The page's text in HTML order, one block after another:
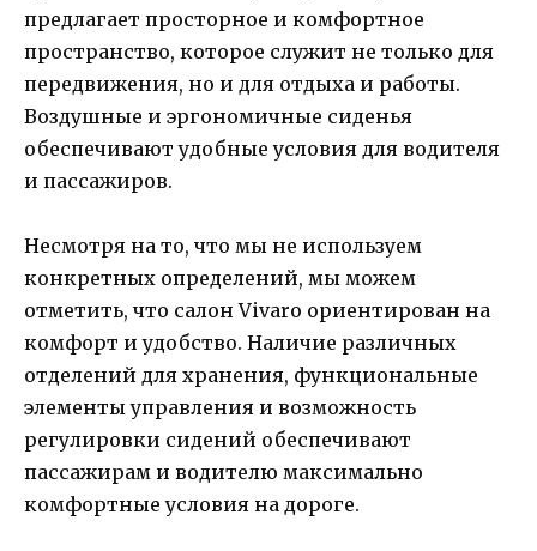
предлагает просторное и комфортное
пространство, которое служит не только для
передвижения, но и для отдыха и работы.
Воздушные и эргономичные сиденья
обеспечивают удобные условия для водителя
и пассажиров.
Несмотря на то, что мы не используем
конкретных определений, мы можем
отметить, что салон Vivaro ориентирован на
комфорт и удобство. Наличие различных
отделений для хранения, функциональные
элементы управления и возможность
регулировки сидений обеспечивают
пассажирам и водителю максимально
комфортные условия на дороге.